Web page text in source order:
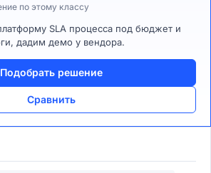
по этому классу
SLA процесса под бюджет и
дадим демо у вендора.
Подобрать решение
Сравнить